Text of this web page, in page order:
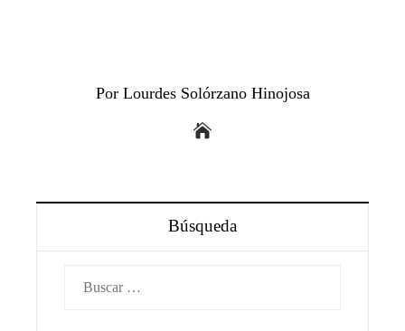
Por Lourdes Solórzano Hinojosa
Búsqueda